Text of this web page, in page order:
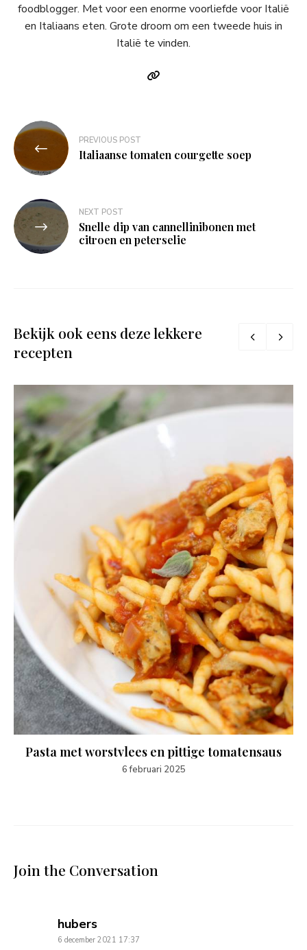
foodblogger. Met voor een enorme voorliefde voor Italië
en Italiaans eten. Grote droom om een tweede huis in
Italië te vinden.
Bericht
navigatie
PREVIOUS POST
Italiaanse tomaten courgette soep
NEXT POST
Snelle dip van cannellinibonen met
citroen en peterselie
Bekijk ook eens deze lekkere
recepten
Pasta met worstvlees en pittige tomatensaus
6 februari 2025
Join the Conversation
huberssays:
6 december 2021 17:37